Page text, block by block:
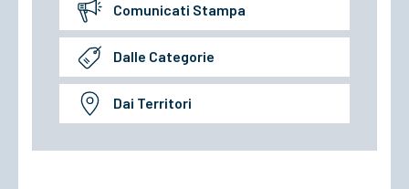
Comunicati Stampa
Dalle Categorie
Dai Territori